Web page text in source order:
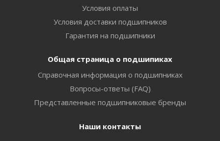
Условия оплаты
Условия доставки подшипников
Гарантия на подшипники
Общая страница о подшипиках
Справочная информация о подшипниках
Вопросы-ответы (FAQ)
Представленные подшипниковые бренды
Наши контакты